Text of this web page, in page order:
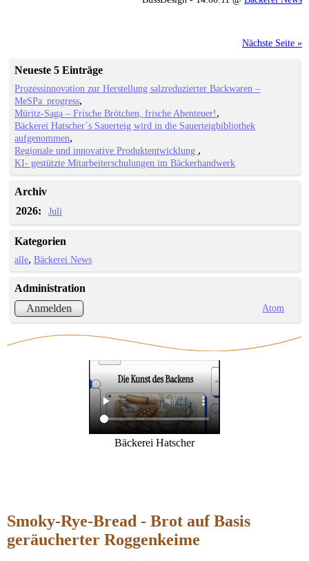
Nächste Seite »
Neueste 5 Einträge
Prozessinnovation zur Herstellung salzreduzierter Backwaren –
MeSPa_progress
Müritz-Saga – Frische Brötchen, frische Abenteuer!
Bäckerei Hatscher´s Sauerteig wird in die Sauerteigbibliothek
aufgenommen
Regionale und innovative Produktentwicklung
KI- gestützte Mitarbeiterschulungen im Bäckerhandwerk
Archiv
2026:
Juli
Kategorien
alle Bäckerei News
Administration
Anmelden
Atom
Bäckerei Hatscher
Smoky-Rye-Bread - Brot auf Basis
geräucherter Roggenkeime